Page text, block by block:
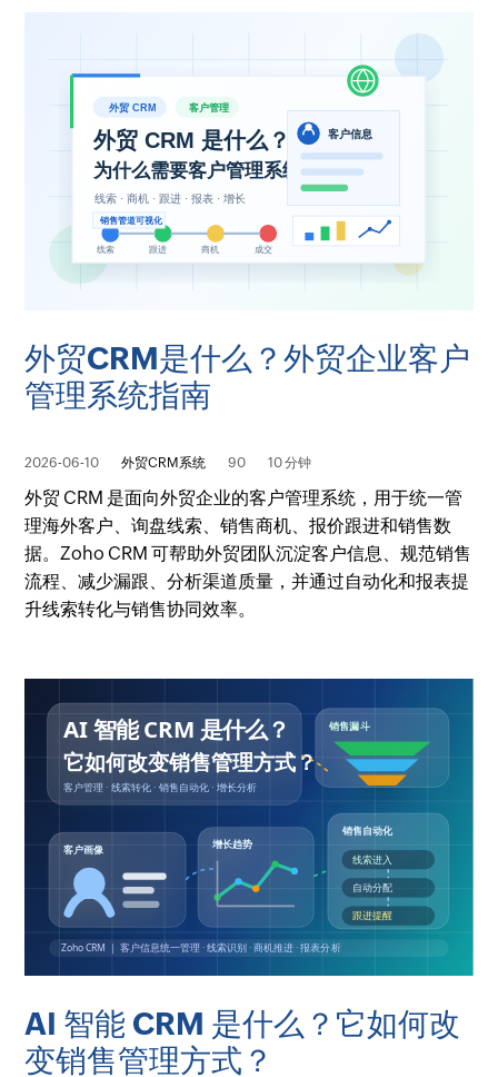
外贸CRM是什么？外贸企业客户
管理系统指南
2026-06-10 外贸CRM系统 90 10 分钟
外贸 CRM 是面向外贸企业的客户管理系统，用于统一管
理海外客户、询盘线索、销售商机、报价跟进和销售数
据。Zoho CRM 可帮助外贸团队沉淀客户信息、规范销售
流程、减少漏跟、分析渠道质量，并通过自动化和报表提
升线索转化与销售协同效率。
AI 智能 CRM 是什么？它如何改
变销售管理方式？